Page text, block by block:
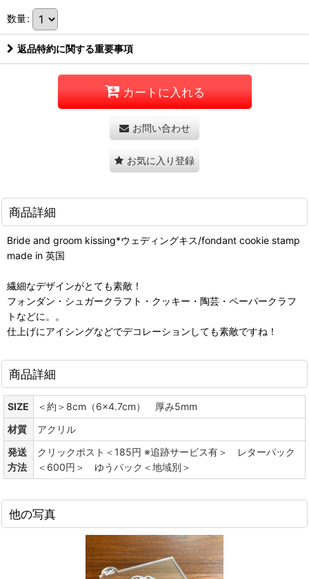
数量:
返品特約に関する重要事項
カートに入れる
お問い合わせ
お気に入り登録
商品詳細
Bride and groom kissing*ウェディングキス/fondant cookie stamp
made in 英国
繊細なデザインがとても素敵！
フォンダン・シュガークラフト・クッキー・陶芸・ペーパークラフ
トなどに。。
仕上げにアイシングなどでデコレーションしても素敵ですね！
商品詳細
SIZE
＜約＞8cm（6x4.7cm） 厚み5mm
材質
アクリル
発送
方法
クリックポスト＜185円 ※追跡サービス有＞ レターパック
＜600円＞ ゆうパック＜地域別＞
他の写真